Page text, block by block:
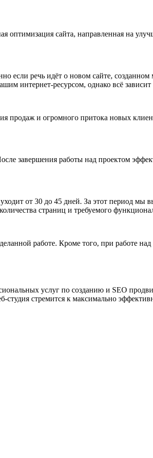
оптимизация сайта, направленная на
если речь идёт о новом сайте,
интернет-ресурсом, однако всё
продаж и огромного притока новых
завершения работы над проектом
от 30 до 45 дней. За этот период мы
страниц и требуемого
работе. Кроме того, при работе
услуг по созданию и SEO
стремится к максимально